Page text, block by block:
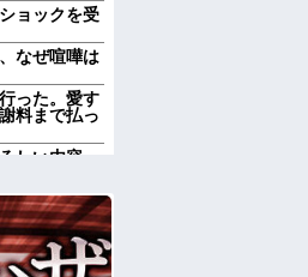
ョックを受
なぜ喧嘩は
った。愛す
料まで払っ
しい内容
てる・・・
方に限界
て寝る暇ね